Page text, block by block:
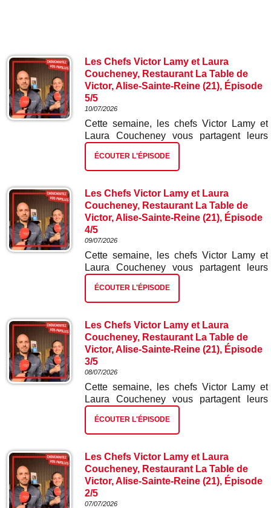
Les Chefs Victor Lamy et Laura
Coucheney, Restaurant La Table de
Victor, Alise-Sainte-Reine (21), Épisode
5/5
10/07/2026
Cette semaine, les chefs Victor Lamy et
Laura Coucheney vous partagent leurs
meilleures recettes. Dans ce cinquième et
dernier épisode : miel fromage blanc et
houblon.
ÉCOUTER L'ÉPISODE
Les Chefs Victor Lamy et Laura
Coucheney, Restaurant La Table de
Victor, Alise-Sainte-Reine (21), Épisode
4/5
09/07/2026
Cette semaine, les chefs Victor Lamy et
Laura Coucheney vous partagent leurs
meilleures recettes. Dans ce quatrième
épisode : mignon de porcs et sa purée de
pois chiches et ses mini navets japonais.
ÉCOUTER L'ÉPISODE
Les Chefs Victor Lamy et Laura
Coucheney, Restaurant La Table de
Victor, Alise-Sainte-Reine (21), Épisode
3/5
08/07/2026
Cette semaine, les chefs Victor Lamy et
Laura Coucheney vous partagent leurs
meilleures recettes. Dans ce troisième
épisode : truite et ses mini légumes.
ÉCOUTER L'ÉPISODE
Les Chefs Victor Lamy et Laura
Coucheney, Restaurant La Table de
Victor, Alise-Sainte-Reine (21), Épisode
2/5
07/07/2026